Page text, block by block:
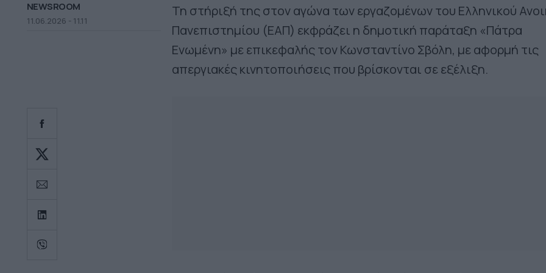
NEWSROOM
11.06.2026 - 11.11
Τη στήριξή της στον αγώνα των εργαζομένων του Ελληνικού
Πανεπιστημίου (ΕΑΠ) εκφράζει η δημοτική παράταξη «Πάτρα
Ενωμένη» με επικεφαλής τον Κωνσταντίνο Σβόλη, με αφορμή τις
απεργιακές κινητοποιήσεις που βρίσκονται σε εξέλιξη.